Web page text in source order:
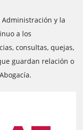
Administración y la
a los
consultas, quejas,
guardan relación o